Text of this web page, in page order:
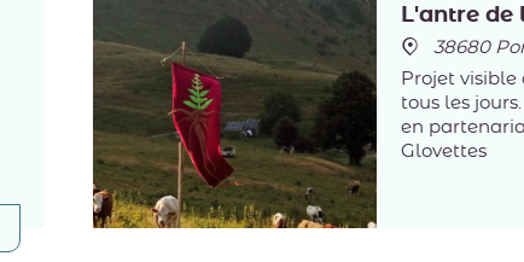
L'antre de
38680
Projet visible
tous les
en
Glovettes